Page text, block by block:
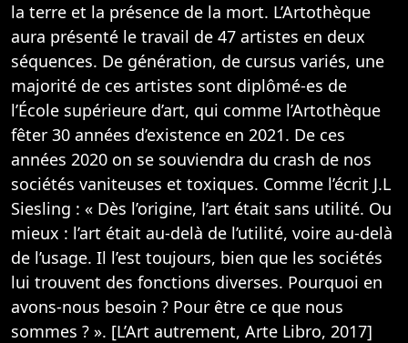
la terre et la présence de la mort. L’Artothèque
aura présenté le travail de 47 artistes en deux
séquences. De génération, de cursus variés, une
majorité de ces artistes sont diplômé-es de
l’École supérieure d’art, qui comme l’Artothèque
fêter 30 années d’existence en 2021. De ces
années 2020 on se souviendra du crash de nos
sociétés vaniteuses et toxiques. Comme l’écrit J.L
Siesling : « Dès l’origine, l’art était sans utilité. Ou
mieux : l’art était au-delà de l’utilité, voire au-delà
de l’usage. Il l’est toujours, bien que les sociétés
lui trouvent des fonctions diverses. Pourquoi en
avons-nous besoin ? Pour être ce que nous
sommes ? ». [L’Art autrement, Arte Libro, 2017]